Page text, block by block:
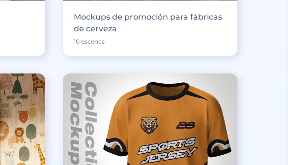
Mockups de promoción para fábricas
de cerveza
10 escenas